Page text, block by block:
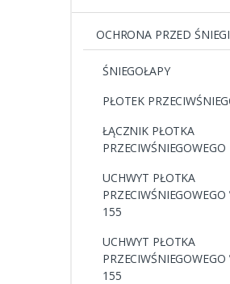
OCHRONA PRZED
ŚNIEGOŁAPY
PŁOTEK
ŁĄCZNIK PŁOTKA
PRZECIWŚNIEGOWEGO
UCHWYT PŁOTKA
PRZECIWŚNIEGOWEGO
155
UCHWYT PŁOTKA
155